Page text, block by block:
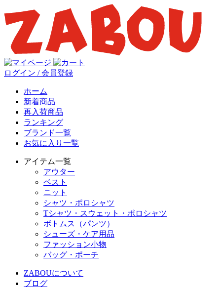
ログイン / 会員登録
ホーム
新着商品
再入荷商品
ランキング
ブランド一覧
お気に入り一覧
アイテム一覧
アウター
ベスト
ニット
シャツ・ポロシャツ
Tシャツ・スウェット・ポロシャツ
ボトムス（パンツ）
シューズ・ケア用品
ファッション小物
バッグ・ポーチ
ZABOUについて
ブログ